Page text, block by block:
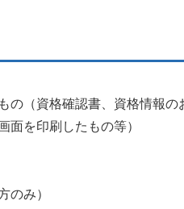
の（資格確認書、資格情報の
面を印刷したもの等）
のみ）